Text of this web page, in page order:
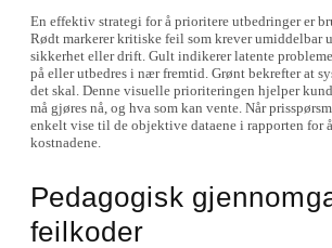
En effektiv strategi for å prioritere utbedringer er
Rødt markerer kritiske feil som krever umiddelbar
sikkerhet eller drift. Gult indikerer latente
på eller utbedres i nær fremtid. Grønt bekrefter at
det skal. Denne visuelle prioriteringen hjelper
må gjøres nå, og hva som kan vente. Når
enkelt vise til de objektive dataene i rapporten for
kostnadene.
Pedagogisk
feilkoder